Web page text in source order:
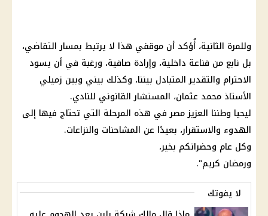
وللمرة الثانية، أُؤكد أن موقفي هذا لا يرتبط بمسار التقاضي،
بل نابع من قناعة داخلية، وإرادة صافية، ورغبة في أن يسود
الاحترام والتقدير المتبادل بيننا، وكذلك بيني وبين زميلي
الأستاذ محمد عثمان، المستشار القانوني للنادي.
ليحيا وطننا العزيز مصر في هذه المرحلة التي تحتاج فيها إلى
الهدوء والاستقرار، بعيدًا عن المشاحنات والنزاعات.
وكل عام وحضراتكم بخير،
ورمضان كريم".
لا يفوتك